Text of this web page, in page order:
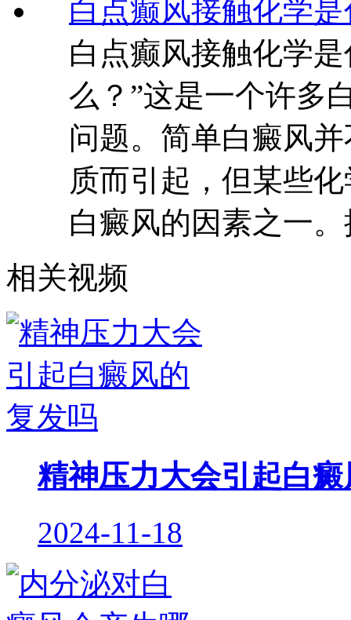
白点癫风接触化学
白点癫风接触化学
么？”这是一个许多
问题。简单白癜风
质而引起，但某些
白癜风的因素之一
相关视频
精神压力大会引起白
2024-11-18